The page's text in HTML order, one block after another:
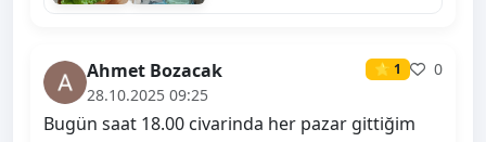
Ahmet Bozacak ⭐ 1
0
28.10.2025 09:25
Bugün saat 18.00 civarinda her pazar gittiğim